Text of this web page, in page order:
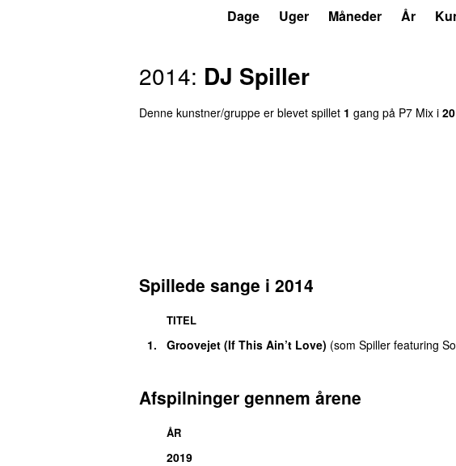
Dage Uger Måneder År
2014: DJ Spiller
Denne kunstner/gruppe er blevet spillet 1 gang på P7 Mix i
Spillede sange i 2014
TITEL
1. Groovejet (If This Ain’t Love) (som Spiller featuring
Afspilninger gennem årene
ÅR
2019